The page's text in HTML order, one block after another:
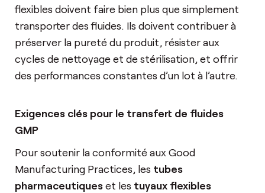
flexibles doivent faire bien plus que simplement
transporter des fluides. Ils doivent contribuer à
préserver la pureté du produit, résister aux
cycles de nettoyage et de stérilisation, et offrir
des performances constantes d’un lot à l’autre.
Exigences clés pour le transfert de fluides
GMP
Pour soutenir la conformité aux Good
Manufacturing Practices, les tubes
pharmaceutiqueset les tuyaux flexibles